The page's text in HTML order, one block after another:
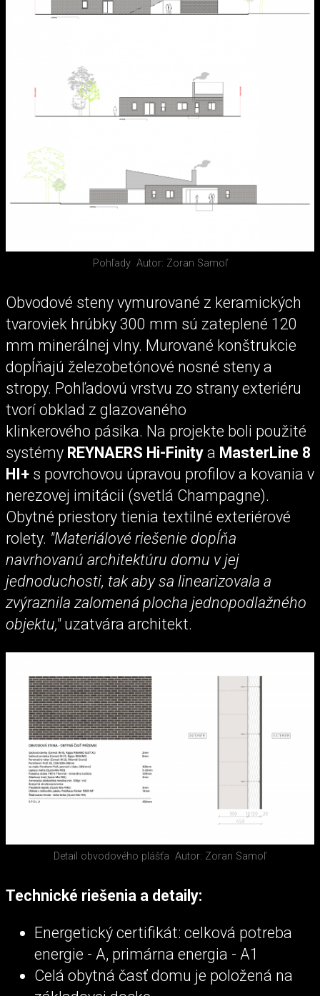
Pohľady Autor: Zoran Samoľ
Obvodové steny vymurované z keramických
tvaroviek hrúbky 300 mm sú zateplené 120
mm minerálnej vlny. Murované konštrukcie
dopĺňajú železobetónové nosné steny a
stropy. Pohľadovú vrstvu zo strany exteriéru
tvorí obklad z glazovaného
klinkerového pásika. Na projekte boli použité
systémy REYNAERS Hi-Finity a MasterLine 8
HI+ s povrchovou úpravou profilov a kovania v
nerezovej imitácii (svetlá Champagne).
Obytné priestory tienia textilné exteriérové
rolety. "Materiálové riešenie dopĺňa
navrhovanú architektúru domu v jej
jednoduchosti, tak aby sa linearizovala a
zvýraznila zalomená plocha jednopodlažného
objektu," uzatvára architekt.
Detail obvodového plášťa Autor: Zoran Samoľ
Technické riešenia a detaily:
Energetický certifikát: celková potreba
energie - A, primárna energia - A1
Celá obytná časť domu je položená na